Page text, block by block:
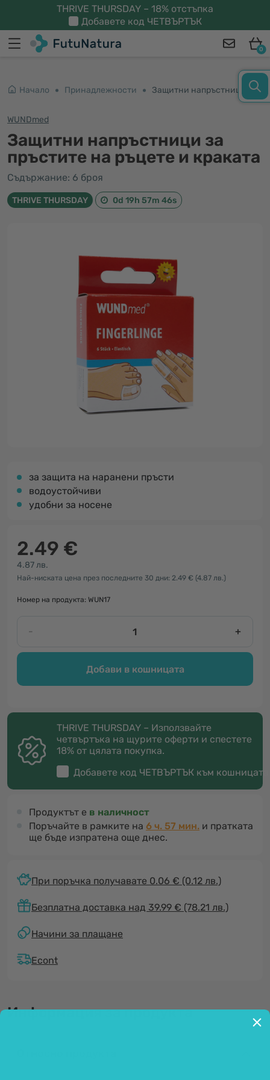
THRIVE THURSDAY – 18% отстъпка
Добавете код ЧЕТВЪРТЪК
0
Начало Принадлежности Защитни напръстници за пръстите на ръцете и краката
WUNDmed
Защитни напръстници за
пръстите на ръцете и краката
Съдържание: 6 броя
THRIVE THURSDAY 0d 19h 57m 45s
за защита на наранени пръсти
водоустойчиви
удобни за носене
2.49 €
4.87 лв.
Най-ниската цена през последните 30 дни: 2.49 € (4.87 лв.)
Номер на продукта: WUN17
- +
Добави в кошницата
THRIVE THURSDAY – Използвайте
четвъртъка на щурите оферти и спестете
18% от цялата покупка.
Добавете код ЧЕТВЪРТЪК към кошницата
Продуктът е в наличност
Поръчайте в рамките на 6 ч. 57 мин. и пратката
ще бъде изпратена още днес.
При поръчка получавате 0.06 € (0.12 лв.)
Безплатна доставка над 39.99 € (78.21 лв.)
Начини за плащане
Econt
Информация за продукта